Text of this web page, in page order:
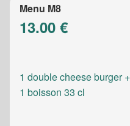
Menu M8
13.00 €
1 double cheese burger
1 boisson 33 cl